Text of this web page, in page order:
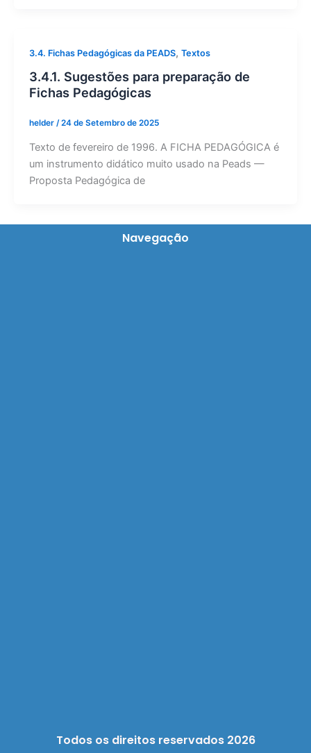
3.4. Fichas Pedagógicas da PEADS, Textos
3.4.1. Sugestões para preparação de
Fichas Pedagógicas
helder /24 de Setembro de 2025
Texto de fevereiro de 1996. A FICHA PEDAGÓGICA é
um instrumento didático muito usado na Peads —
Proposta Pedagógica de
Navegação
Todos os direitos reservados 2026